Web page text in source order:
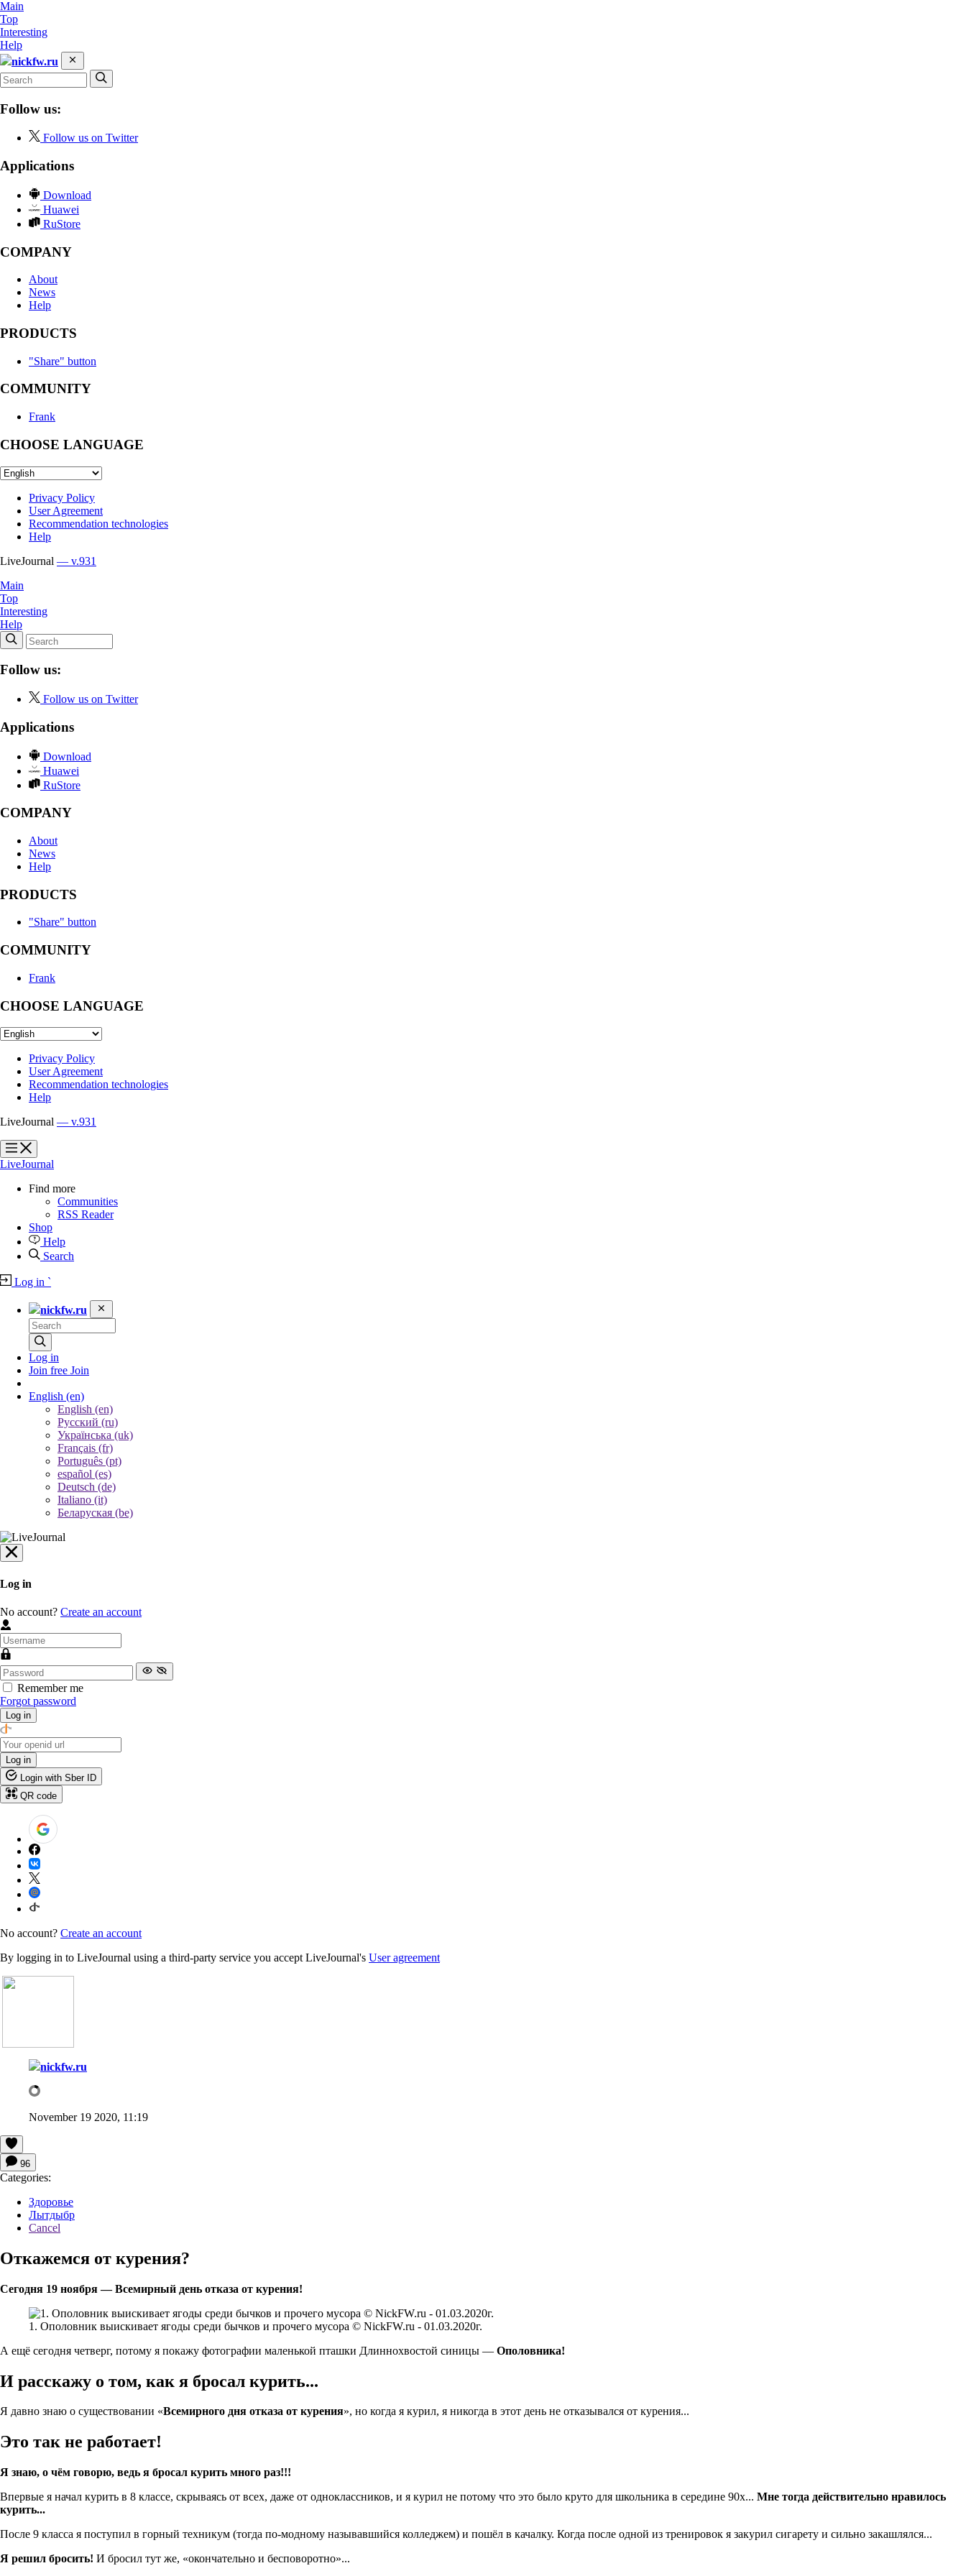
Main
Top
Interesting
Help
nickfw.ru
Follow us:
Follow us on Twitter
Applications
Download
Huawei
RuStore
COMPANY
About
News
Help
PRODUCTS
"Share" button
COMMUNITY
Frank
CHOOSE LANGUAGE
Privacy Policy
User Agreement
Recommendation technologies
Help
LiveJournal — v.931
Main
Top
Interesting
Help
Follow us:
Follow us on Twitter
Applications
Download
Huawei
RuStore
COMPANY
About
News
Help
PRODUCTS
"Share" button
COMMUNITY
Frank
CHOOSE LANGUAGE
Privacy Policy
User Agreement
Recommendation technologies
Help
LiveJournal — v.931
?
?
LiveJournal
Find more
Communities
RSS Reader
Shop
Help
Search
Log in `
nickfw.ru
Log in
Join free Join
English (en)
English (en)
Русский (ru)
Українська (uk)
Français (fr)
Português (pt)
español (es)
Deutsch (de)
Italiano (it)
Беларуская (be)
Log in
No account? Create an account
Remember me
Forgot password
Log in
Log in
Login with Sber ID
QR code
No account? Create an account
By logging in to LiveJournal using a third-party service you accept LiveJournal's User agreement
nickfw.ru
November 19 2020, 11:19
96
Categories:
Здоровье
Лытдыбр
Cancel
Откажемся от курения?
Сегодня 19 ноября — Всемирный день отказа от курения!
1. Ополовник выискивает ягоды среди бычков и прочего мусора © NickFW.ru - 01.03.2020г.
А ещё сегодня четверг, потому я покажу фотографии маленькой пташки Длиннохвостой синицы — Ополовника!
И расскажу о том, как я бросал курить...
Я давно знаю о существовании «Всемирного дня отказа от курения», но когда я курил, я никогда в этот день не отказывался от курения...
Это так не работает!
Я знаю, о чём говорю, ведь я бросал курить много раз!!!
Впервые я начал курить в 8 классе, скрываясь от всех, даже от одноклассников, и я курил не потому что это было круто для школьника в середине 90х... Мне тогда действительно нравилось
курить...
После 9 класса я поступил в горный техникум (тогда по-модному называвшийся колледжем) и пошёл в качалку. Когда после одной из тренировок я закурил сигарету и сильно закашлялся...
Я решил бросить! И бросил тут же, «окончательно и бесповоротно»...